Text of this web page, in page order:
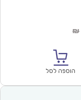
₪
הוספה לסל